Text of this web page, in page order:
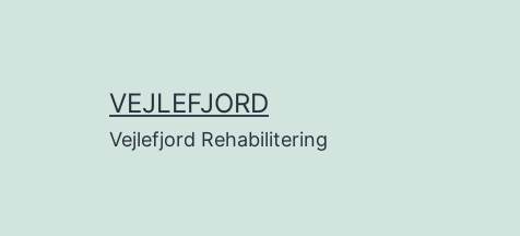
VEJLEFJORD
Vejlefjord Rehabilitering